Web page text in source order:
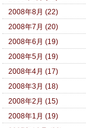
2008年8月 (22)
2008年7月 (20)
2008年6月 (19)
2008年5月 (19)
2008年4月 (17)
2008年3月 (18)
2008年2月 (15)
2008年1月 (19)